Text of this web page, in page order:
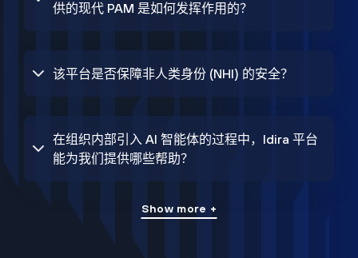
供的现代 PAM 是如何发挥作用的？
该平台是否保障非人类身份 (NHI) 的安全？
在组织内部引入 AI 智能体的过程中，Idira 平台
能为我们提供哪些帮助？
Show more +